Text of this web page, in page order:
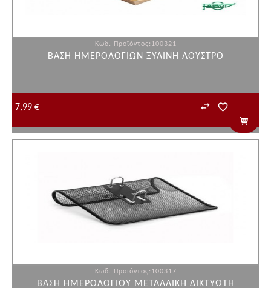
Κωδ. Προϊόντος:100321
ΒΑΣH ΗΜΕΡΟΛΟΓΙΩΝ ΞΥΛΙΝΗ ΛΟΥΣΤΡΟ
7,99 €
Κωδ. Προϊόντος:100317
ΒΑΣΗ ΗΜΕΡΟΛΟΓΙΟΥ ΜΕΤΑΛΛΙΚΗ ΔΙΚΤΥΩΤΗ